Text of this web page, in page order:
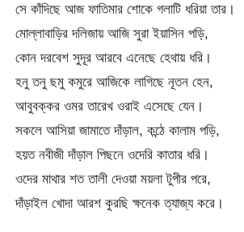
সে কাঁদিছে আজ ফাতিমার শোকে গলাটি ধরিয়া তার।
মোল্লাবাড়ির দলিজায় আজি সুরা ইয়াসিন পড়ি,
কোন দরবেশ সুদূর আরবে এনেছে হেথায় ধরি।
হনু তনু ছমু কমুরে আজিকে লাগিছে নূতন হেন,
আবুবক্কর ওমর তারেখ ওরাই এসেছে যেন।
সকলে আসিয়া জামাতে দাঁড়াল, কন্ঠে কালাম পড়ি,
হয়ত নবীজী দাঁড়াল পিছনে ওদেরি কাতার ধরি।
ওদের মাথার শত তালী দেওয়া ময়লা টুপীর পরে,
দাঁড়াইল খোদা আরশ কুরছি ক্ষনেক ত্যাজ্য করে।